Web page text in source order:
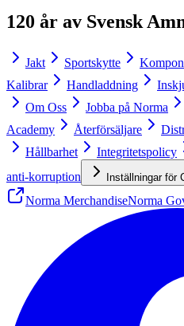
120 år av Svensk
Jakt Sportskytte
Kalibrar
Handladdning
Om Oss
Jobba på Norma
Academy
Återförsäljare
Hållbarhet
Integritetspolicy
anti-korruption
Inställningar för
Norma MerchandiseNorma